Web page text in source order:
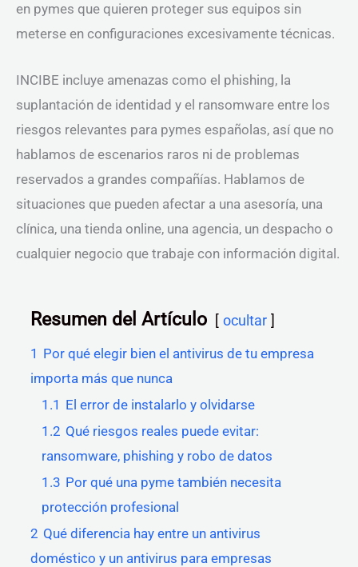
en pymes que quieren proteger sus equipos sin
meterse en configuraciones excesivamente técnicas.
INCIBE incluye amenazas como el phishing, la
suplantación de identidad y el ransomware entre los
riesgos relevantes para pymes españolas, así que no
hablamos de escenarios raros ni de problemas
reservados a grandes compañías. Hablamos de
situaciones que pueden afectar a una asesoría, una
clínica, una tienda online, una agencia, un despacho o
cualquier negocio que trabaje con información digital.
Resumen del Artículo ocultar
1 Por qué elegir bien el antivirus de tu empresa
importa más que nunca
1.1 El error de instalarlo y olvidarse
1.2 Qué riesgos reales puede evitar:
ransomware, phishing y robo de datos
1.3 Por qué una pyme también necesita
protección profesional
2 Qué diferencia hay entre un antivirus
doméstico y un antivirus para empresas